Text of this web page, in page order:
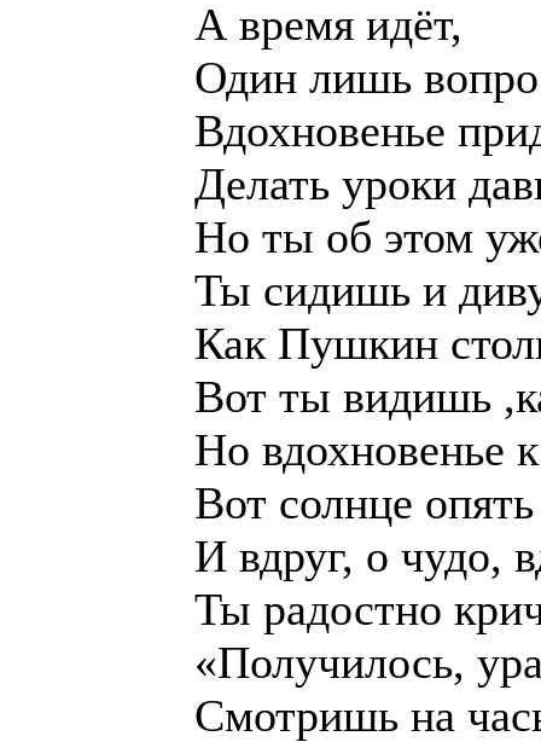
А время идёт,
Один лишь
Вдохновенье
Делать уроки
Но ты об этом
Ты сидишь и
Как Пушкин
Вот ты видишь
Но вдохновенье
Вот солнце
И вдруг, о чудо,
Ты радостно
«Получилось,
Смотришь на